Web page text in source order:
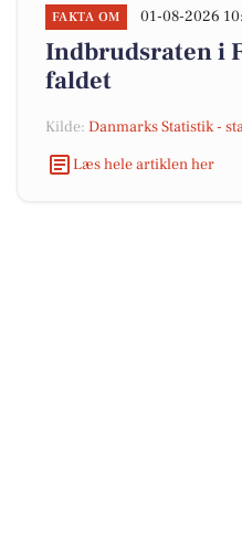
FAKTA OM 01-08-2026
Indbrudsraten i
faldet
Kilde: Danmarks Statistik -
Læs hele artiklen her